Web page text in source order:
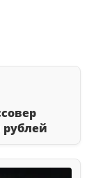
рублей